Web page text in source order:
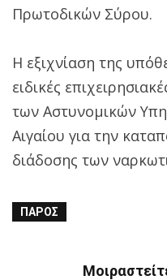
Πρωτοδικών Σύρου.
Η εξιχνίαση της
ειδικές
των Αστυνομικών
Αιγαίου για την
διάδοσης των
ΠΆΡΟΣ